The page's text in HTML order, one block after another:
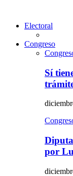
Electoral
Congreso
Sí
por